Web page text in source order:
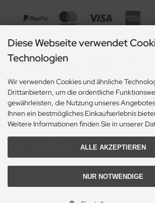
Social Media
Alle Preise inkl. gesetzl. MwSt. zzgl.Versandkosten. Die
Diese Webseite verwendet
Technologien
Wir verwenden Cookies und ähnliche
Drittanbietern, um die ordentliche
gewährleisten, die Nutzung unseres
Ihnen ein bestmögliches Einkaufserlebnis
Weitere Informationen finden Sie in unserer
ALLE AKZEPTIEREN
NUR NOTWENDIGE